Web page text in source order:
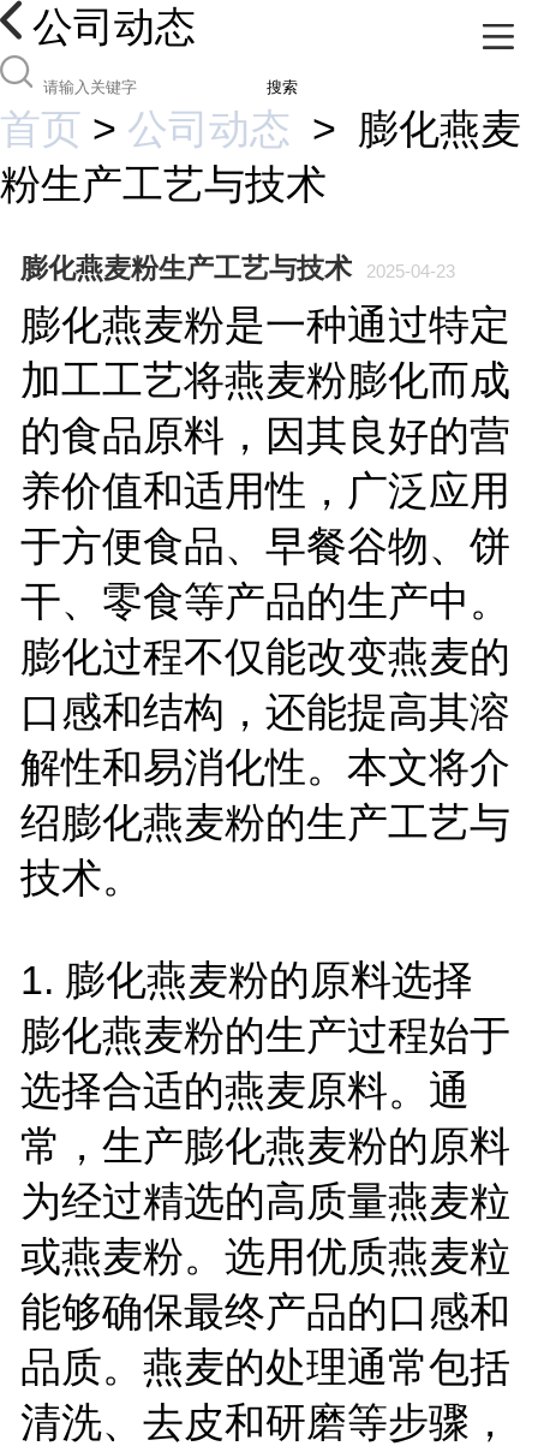
公司动态
搜索
首页 > 公司动态 > 膨化燕麦
粉生产工艺与技术
膨化燕麦粉生产工艺与技术 2025-04-23
膨化燕麦粉是一种通过特定
加工工艺将燕麦粉膨化而成
的食品原料，因其良好的营
养价值和适用性，广泛应用
于方便食品、早餐谷物、饼
干、零食等产品的生产中。
膨化过程不仅能改变燕麦的
口感和结构，还能提高其溶
解性和易消化性。本文将介
绍膨化燕麦粉的生产工艺与
技术。
1. 膨化燕麦粉的原料选择
膨化燕麦粉的生产过程始于
选择合适的燕麦原料。通
常，生产膨化燕麦粉的原料
为经过精选的高质量燕麦粒
或燕麦粉。选用优质燕麦粒
能够确保最终产品的口感和
品质。燕麦的处理通常包括
清洗、去皮和研磨等步骤，